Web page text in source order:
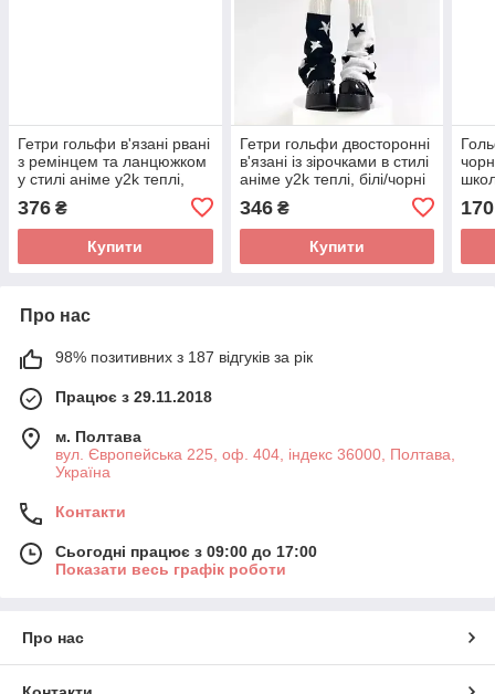
Гетри гольфи в'язані рвані
з ремінцем та ланцюжком
у стилі аніме y2k теплі,
376 ₴
Купити
Гетри гольфи двосторонні
в'язані із зірочками в стилі
аніме y2k теплі, білі/чорні
346₴
Купити
170
Про нас
98% позитивних з 187 відгуків за рік
Працює з 29.11.2018
м. Полтава
вул. Європейська 225, оф. 404, індекс 36000, Полтава,
Україна
Контакти
Сьогодні працює з 09:00 до 17:00
Показати весь графік роботи
Про нас